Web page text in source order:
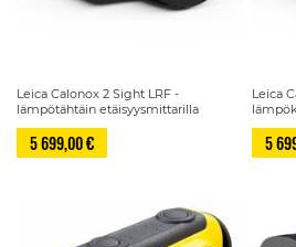
Leica Calonox 2 Sight LRF -
lämpötähtäin etäisyysmittarilla
5 699,00 €
Leica
5